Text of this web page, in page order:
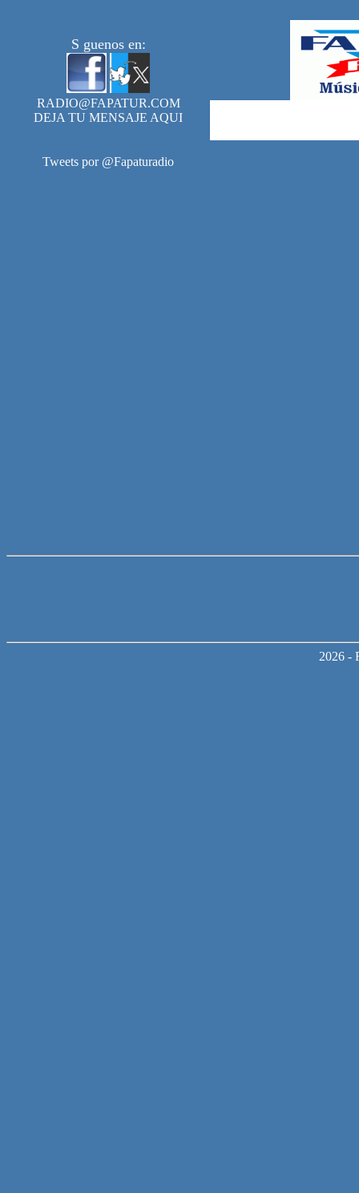
S guenos en:
RADIO@FAPATUR.COM
DEJA TU MENSAJE AQUI
Tweets por @Fapaturadio
2026 -